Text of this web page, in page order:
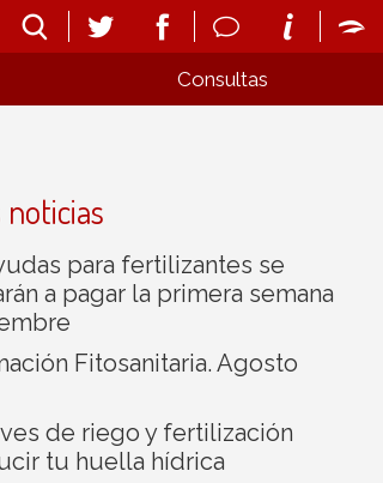
Consultas
para fertilizantes se
a pagar la primera semana
Fitosanitaria. Agosto
de riego y fertilización
tu huella hídrica